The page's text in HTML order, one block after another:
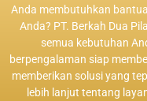
Anda membutuhkan
Anda? PT. Berkah Dua
semua kebutuhan
berpengalaman siap
memberikan solusi yang
lebih lanjut tentang